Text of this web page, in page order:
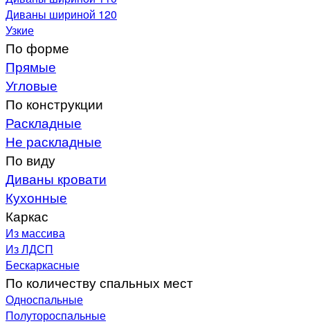
Диваны шириной 120
Узкие
По форме
Прямые
Угловые
По конструкции
Раскладные
Не раскладные
По виду
Диваны кровати
Кухонные
Каркас
Из массива
Из ЛДСП
Бескаркасные
По количеству спальных мест
Односпальные
Полутороспальные